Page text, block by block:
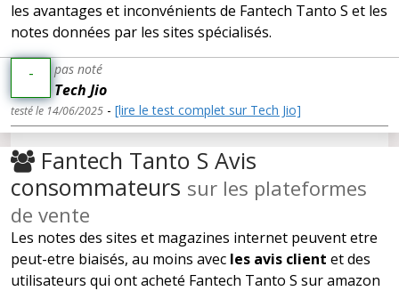
les avantages et inconvénients de Fantech Tanto S et les
notes données par les sites spécialisés.
- pas noté
Tech Jio
testé le 14/06/2025 - [lire le test complet sur Tech Jio]
Fantech Tanto S Avis
consommateurs sur les plateformes
de vente
Les notes des sites et magazines internet peuvent etre
peut-etre biaisés, au moins avec les avis client et des
utilisateurs qui ont acheté Fantech Tanto S sur amazon